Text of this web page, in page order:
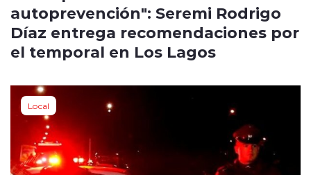
autoprevención": Seremi Rodrigo
Díaz entrega recomendaciones por
el temporal en Los Lagos
Local